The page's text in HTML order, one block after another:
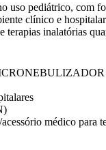
uso pediátrico, com
clínico e
terapias inalatórias
médico para